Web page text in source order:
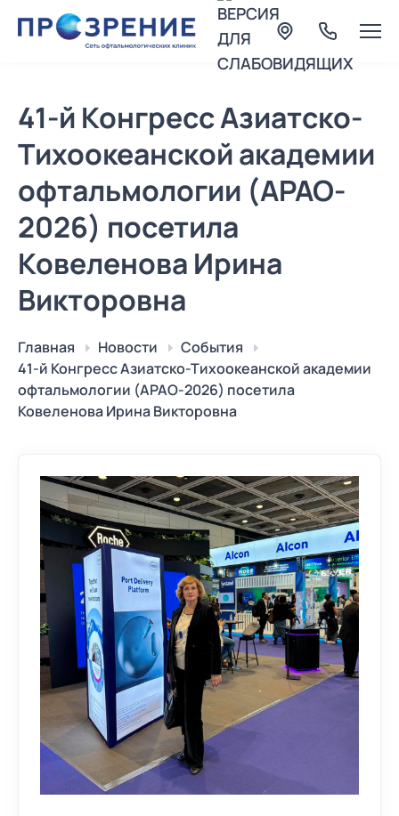
41-й Конгресс Азиатско-
Тихоокеанской академии
офтальмологии (APAO-
2026) посетила
Ковеленова Ирина
Викторовна
Главная Новости
События
41-й Конгресс Азиатско-Тихоокеанской академии
офтальмологии (APAO-2026) посетила
Ковеленова Ирина Викторовна